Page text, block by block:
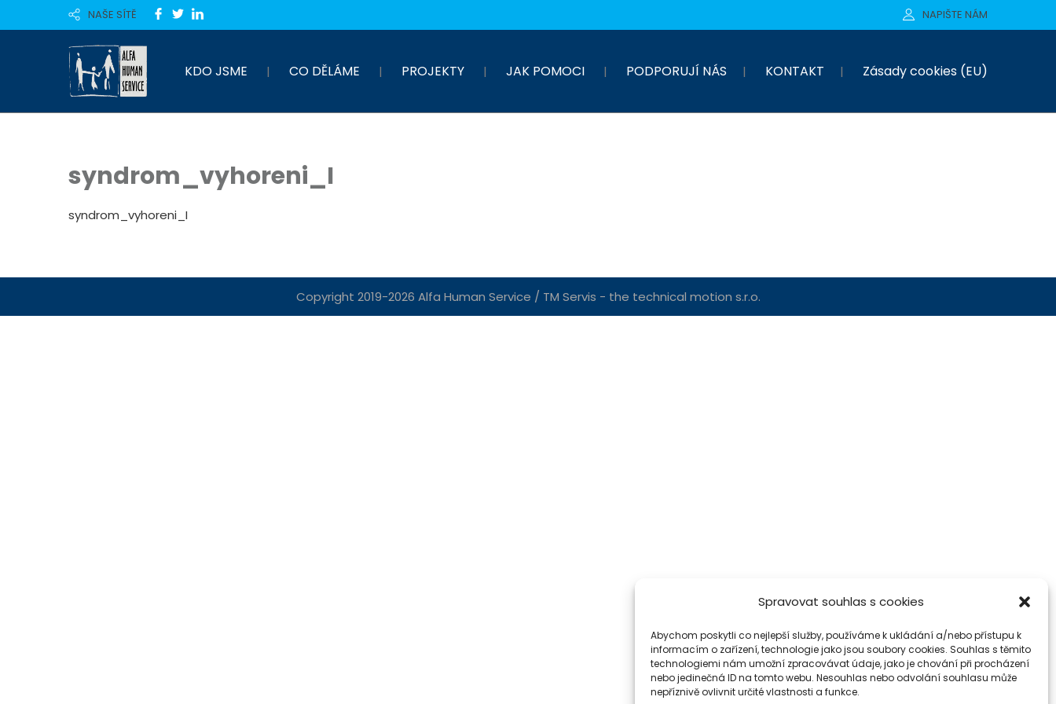
Spravovat souhlas s cookies
Abychom poskytli co nejlepší služby, používáme k ukládání a/nebo přístupu k
informacím o zařízení, technologie jako jsou soubory cookies. Souhlas s těmito
technologiemi nám umožní zpracovávat údaje, jako je chování při procházení
nebo jedinečná ID na tomto webu. Nesouhlas nebo odvolání souhlasu může
nepříznivě ovlivnit určité vlastnosti a funkce.
NAŠE SÍTĚ NAPIŠTE NÁM
KDO JSME CO DĚLÁME PROJEKTY JAK POMOCI PODPORUJÍ NÁS KONTAKT Zásady cookies (EU)
syndrom_vyhoreni_I
syndrom_vyhoreni_I
Copyright 2019-2026 Alfa Human Service / TM Servis - the technical motion s.r.o.